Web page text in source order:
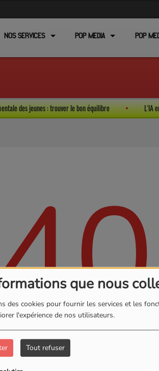
que nous
des cookies pour fournir les services et les
l'expérience de nos utilisateurs.
Tout refuser
NOS SERVICES POP MEDIA POP
mentale des jeunes : trouver le bon équilibre